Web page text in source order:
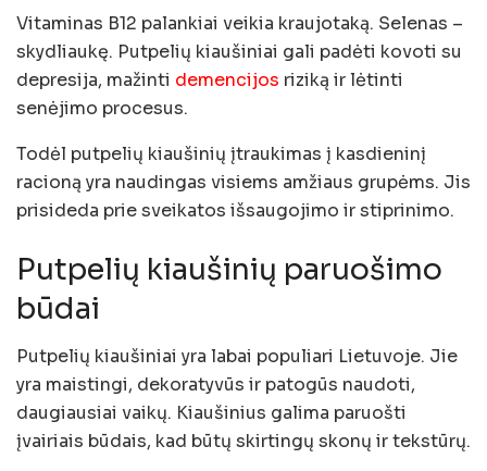
Vitaminas B12 palankiai veikia kraujotaką. Selenas –
skydliaukę. Putpelių kiaušiniai gali padėti kovoti su
depresija, mažinti demencijos riziką ir lėtinti
senėjimo procesus.
Todėl putpelių kiaušinių įtraukimas į kasdieninį
racioną yra naudingas visiems amžiaus grupėms. Jis
prisideda prie sveikatos išsaugojimo ir stiprinimo.
Putpelių kiaušinių paruošimo
būdai
Putpelių kiaušiniai yra labai populiari Lietuvoje. Jie
yra maistingi, dekoratyvūs ir patogūs naudoti,
daugiausiai vaikų. Kiaušinius galima paruošti
įvairiais būdais, kad būtų skirtingų skonų ir tekstūrų.